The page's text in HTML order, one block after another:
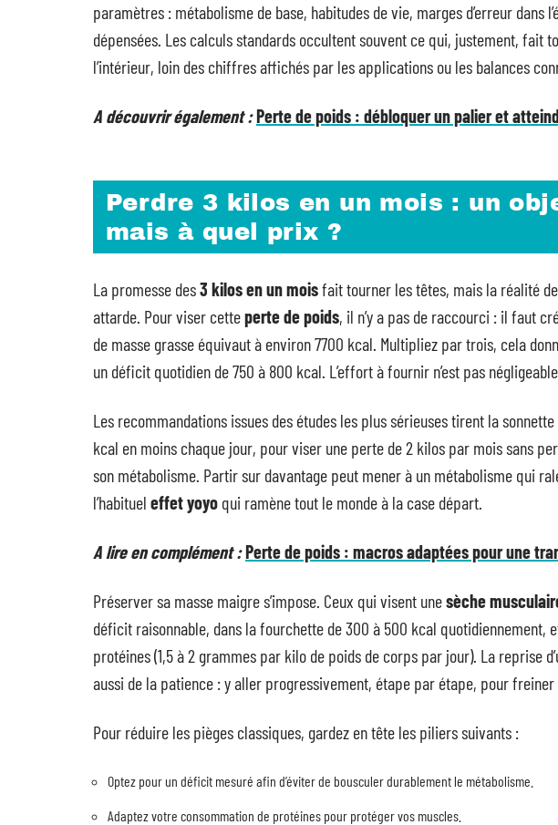
paramètres : métabolisme de base, habitudes de vie, marges d’erreur dans
dépensées. Les calculs standards occultent souvent ce qui, justement, fait
l’intérieur, loin des chiffres affichés par les applications ou les balances
A découvrir également :Perte de poids : débloquer un palier et
Perdre 3 kilos en un mois : un
mais à quel prix ?
La promesse des3 kilos en un moisfait tourner les têtes, mais la réalité
attarde. Pour viser cetteperte de poids, il n’y a pas de raccourci : il faut
de masse grasse équivaut à environ 7700 kcal. Multipliez par trois, cela
un déficit quotidien de 750 à 800 kcal. L’effort à fournir n’est pas
Les recommandations issues des études les plus sérieuses tirent la
kcal en moins chaque jour, pour viser une perte de 2 kilos par mois sans
son métabolisme. Partir sur davantage peut mener à un métabolisme qui
l’habituel effet yoyo qui ramène tout le monde à la case départ.
A lire en complément :Perte de poids : macros adaptées pour une
Préserver sa masse maigre s’impose. Ceux qui visent unesèche
déficit raisonnable, dans la fourchette de 300 à 500 kcal quotidiennement,
protéines (1,5 à 2 grammes par kilo de poids de corps par jour). La reprise
aussi de la patience : y aller progressivement, étape par étape, pour
Pour réduire les pièges classiques, gardez en tête les piliers suivants :
Optez pour un déficit mesuré afin d’éviter de bousculer durablement le métabolisme.
Adaptez votre consommation de protéines pour protéger vos muscles.